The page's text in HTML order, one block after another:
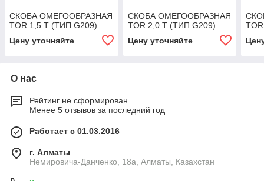
СКОБА ОМЕГООБРАЗНАЯ
TOR 1,5 Т (ТИП G209)
Цену уточняйте
СКОБА ОМЕГООБРАЗНАЯ
TOR 2,0 Т (ТИП G209)
Цену уточняйте
О нас
Рейтинг не сформирован
Менее 5 отзывов за последний год
Работает с 01.03.2016
г. Алматы
Немировича-Данченко, 18а, Алматы, Казахстан